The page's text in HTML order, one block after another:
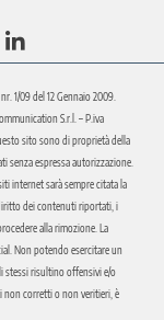
1/09 del 12 Gennaio 2009.
S.r.l. – P.iva
sito sono di proprietà della
senza espressa autorizzazione.
internet sarà sempre citata la
dei contenuti riportati, i
alla rimozione. La
Non potendo esercitare un
stessi risultino offensivi e/o
non corretti o non veritieri, è